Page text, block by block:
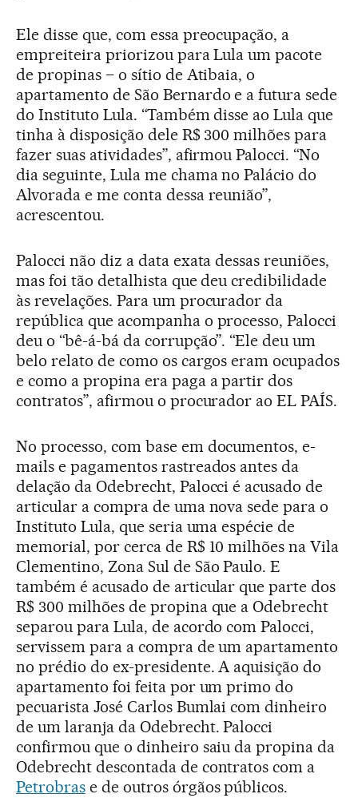
Ele disse que, com essa preocupação, a
empreiteira priorizou para Lula um pacote
de propinas – o sítio de Atibaia, o
apartamento de São Bernardo e a futura sede
do Instituto Lula. “Também disse ao Lula que
tinha à disposição dele R$ 300 milhões para
fazer suas atividades”, afirmou Palocci. “No
dia seguinte, Lula me chama no Palácio do
Alvorada e me conta dessa reunião”,
acrescentou.
Palocci não diz a data exata dessas reuniões,
mas foi tão detalhista que deu credibilidade
às revelações. Para um procurador da
república que acompanha o processo, Palocci
deu o “bê-á-bá da corrupção”. “Ele deu um
belo relato de como os cargos eram ocupados
e como a propina era paga a partir dos
contratos”, afirmou o procurador ao EL PAÍS.
No processo, com base em documentos, e-
mails e pagamentos rastreados antes da
delação da Odebrecht, Palocci é acusado de
articular a compra de uma nova sede para o
Instituto Lula, que seria uma espécie de
memorial, por cerca de R$ 10 milhões na Vila
Clementino, Zona Sul de São Paulo. E
também é acusado de articular que parte dos
R$ 300 milhões de propina que a Odebrecht
separou para Lula, de acordo com Palocci,
servissem para a compra de um apartamento
no prédio do ex-presidente. A aquisição do
apartamento foi feita por um primo do
pecuarista José Carlos Bumlai com dinheiro
de um laranja da Odebrecht. Palocci
confirmou que o dinheiro saiu da propina da
Odebrecht descontada de contratos com a
Petrobrase de outros órgãos públicos.